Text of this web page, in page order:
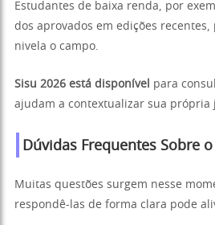
Estudantes de baixa renda, por
dos aprovados em edições
nivela o campo.
Sisu 2026 está disponível
para
ajudam a contextualizar sua própria
Dúvidas Frequentes Sobre
Muitas questões surgem nesse
respondê-las de forma clara pode